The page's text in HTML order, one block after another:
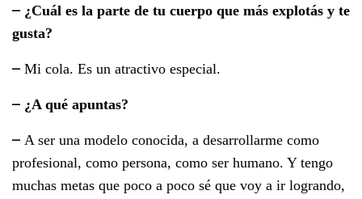
– ¿Cuál es la parte de tu cuerpo que más explotás y te
gusta?
– Mi cola. Es un atractivo especial.
– ¿A qué apuntas?
– A ser una modelo conocida, a desarrollarme como
profesional, como persona, como ser humano. Y tengo
muchas metas que poco a poco sé que voy a ir logrando,